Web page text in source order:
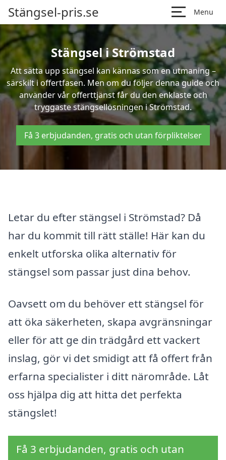
Stängsel-pris.se Menu
Stängsel i Strömstad
Att sätta upp stängsel kan kännas som en utmaning –
särskilt i offertfasen. Men om du följer denna guide och
använder vår offerttjänst får du den enklaste och
tryggaste stängsellösningen i Strömstad.
Få 3 erbjudanden, gratis och utan förpliktelser
Letar du efter stängsel i Strömstad? Då
har du kommit till rätt ställe! Här kan du
enkelt utforska olika alternativ för
stängsel som passar just dina behov.
Oavsett om du behöver ett stängsel för
att öka säkerheten, skapa avgränsningar
eller för att ge din trädgård ett vackert
inslag, gör vi det smidigt att få offert från
erfarna specialister i ditt närområde. Låt
oss hjälpa dig att hitta det perfekta
stängslet!
Få 3 erbjudanden, gratis och utan